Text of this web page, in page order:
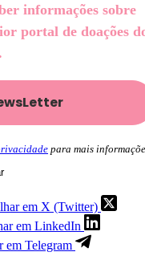
informações sobre
portal de doações
para mais
em X (Twitter)
em LinkedIn
em Telegram